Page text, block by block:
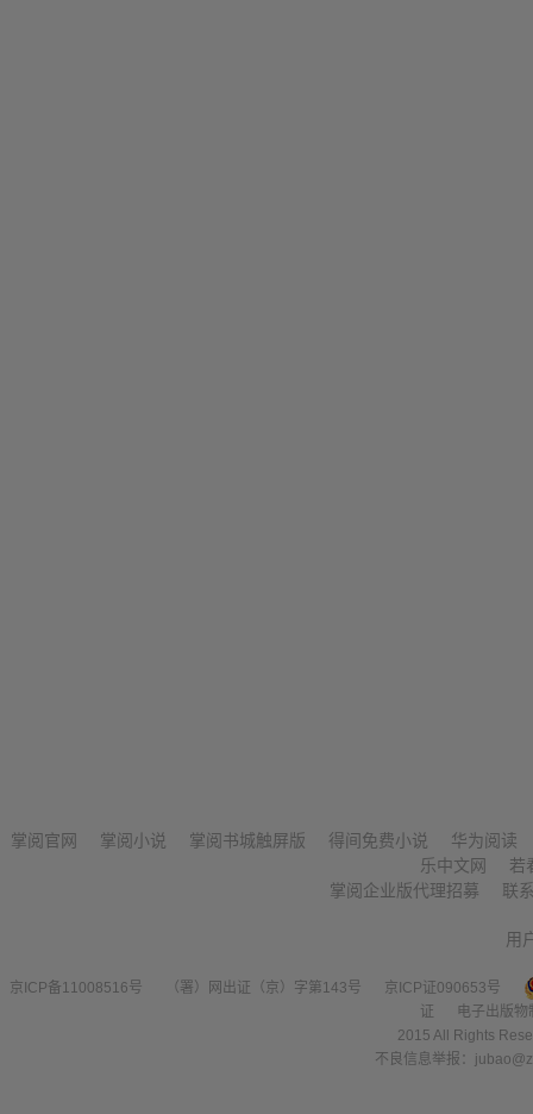
掌阅官网 掌阅小说 掌阅书城触屏版 得间免费小说
华为阅读
乐中文网
若
掌阅企业版代理招募
联
用
京ICP备11008516号 （署）网出证（京）字第143号
京ICP证090653号
证
电子出版
2015 All Rights
不良信息举报：